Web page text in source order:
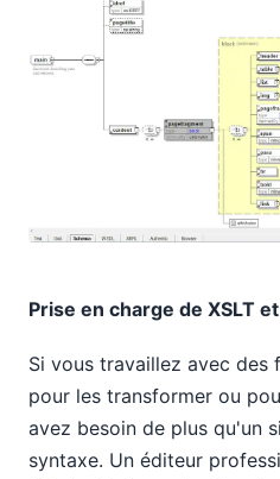
Prise en charge de XSLT
Si vous travaillez avec des
pour les transformer ou
avez besoin de plus qu'un
syntaxe. Un éditeur